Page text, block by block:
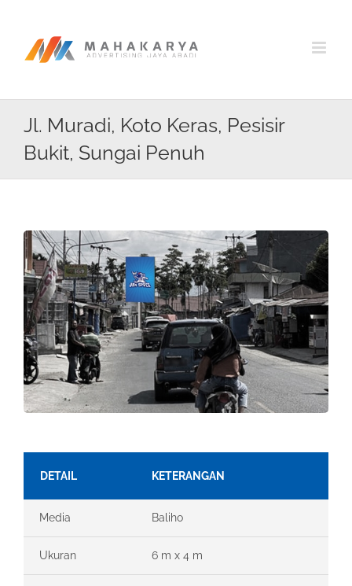
content
Jl. Muradi, Koto Keras, Pesisir
Bukit, Sungai Penuh
DETAIL KETERANGAN
Media Baliho
Ukuran 6 m x 4 m